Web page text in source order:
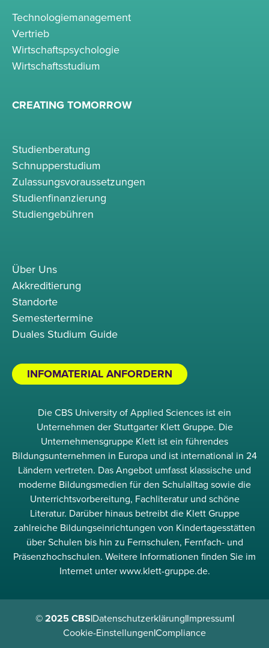
Technologiemanagement
Vertrieb
Wirtschaftspsychologie
Wirtschaftsstudium
CREATING TOMORROW
Studienberatung
Schnupperstudium
Zulassungsvoraussetzungen
Studienfinanzierung
Studiengebühren
Über Uns
Akkreditierung
Standorte
Semestertermine
Duales Studium Guide
INFOMATERIAL ANFORDERN
Die CBS University of Applied Sciences ist ein
Unternehmen der Stuttgarter Klett Gruppe. Die
Unternehmensgruppe Klett ist ein führendes
Bildungsunternehmen in Europa und ist international in 24
Ländern vertreten. Das Angebot umfasst klassische und
moderne Bildungsmedien für den Schulalltag sowie die
Unterrichtsvorbereitung, Fachliteratur und schöne
Literatur. Darüber hinaus betreibt die Klett Gruppe
zahlreiche Bildungseinrichtungen von Kindertagesstätten
über Schulen bis hin zu Fernschulen, Fernfach- und
Präsenzhochschulen. Weitere Informationen finden Sie im
Internet unter www.klett-gruppe.de.
© 2025 CBS|Datenschutzerklärung|Impressum|
Cookie-Einstellungen|Compliance